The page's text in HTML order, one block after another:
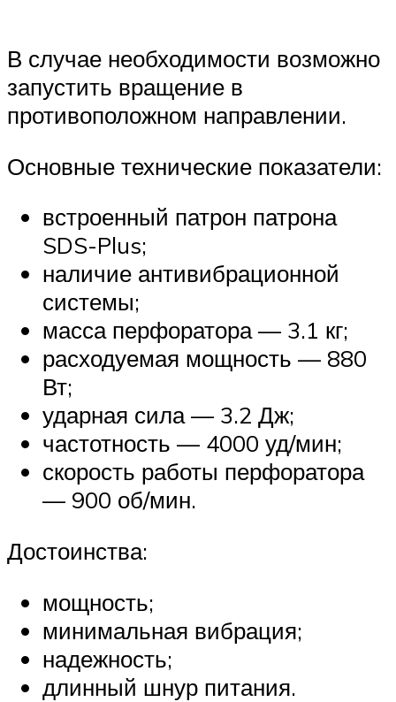
В случае необходимости возможно
запустить вращение в
противоположном направлении.
Основные технические показатели:
встроенный патрон патрона
SDS-Plus;
наличие антивибрационной
системы;
масса перфоратора — 3.1 кг;
расходуемая мощность — 880
Вт;
ударная сила — 3.2 Дж;
частотность — 4000 уд/мин;
скорость работы перфоратора
— 900 об/мин.
Достоинства:
мощность;
минимальная вибрация;
надежность;
длинный шнур питания.